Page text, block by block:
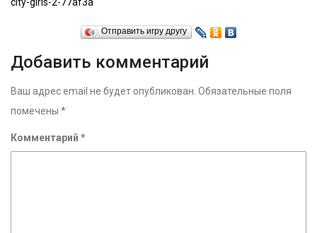
city-girls-2-77af3a
Отправить игру другу
Добавить комментарий
Ваш адрес email не будет опубликован. Обязательные поля
помечены *
Комментарий *